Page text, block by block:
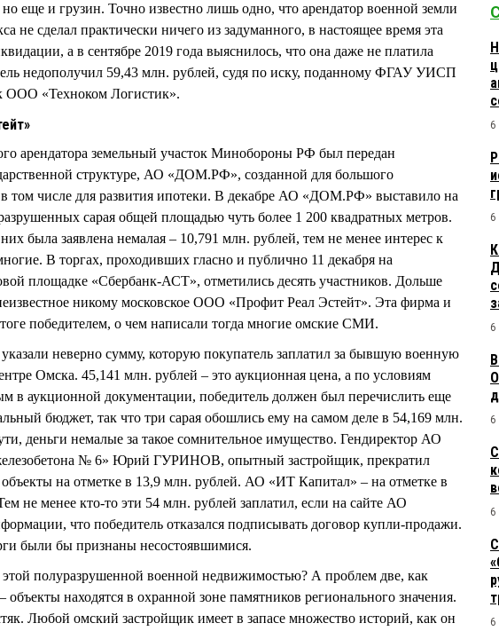
еще и грузин. Точно известно лишь одно, что арендатор военной земли
не сделал практически ничего из задуманного, в настоящее время эта
а в сентябре 2019 года выяснилось, что она даже не платила
недополучил 59,43 млн. рублей, судя по иску, поданному ФГАУ УИСП
«Техноком Логистик».
арендатора земельный участок Минобороны РФ был передан
структуре, АО «ДОМ.РФ», созданной для большого
в том числе для развития ипотеки. В декабре АО «ДОМ.РФ» выставило на
сарая общей площадью чуть более 1 200 квадратных метров.
была заявлена немалая – 10,791 млн. рублей, тем не менее интерес к
В торгах, проходивших гласно и публично 11 декабря на
площадке «Сбербанк-АСТ», отметились десять участников. Дольше
никому московское ООО «Профит Реал Эстейт». Эта фирма и
победителем, о чем написали тогда многие омские СМИ.
неверно сумму, которую покупатель заплатил за бывшую военную
Омска. 45,141 млн. рублей – это аукционная цена, а по условиям
в аукционной документации, победитель должен был перечислить еще
бюджет, так что три сарая обошлись ему на самом деле в 54,169 млн.
деньги немалые за такое сомнительное имущество. Гендиректор АО
№ 6» Юрий ГУРИНОВ, опытный застройщик, прекратил
объекты на отметке в 13,9 млн. рублей. АО «ИТ Капитал» – на отметке в
не менее кто-то эти 54 млн. рублей заплатил, если на сайте АО
что победитель отказался подписывать договор купли-продажи.
были бы признаны несостоявшимися.
полуразрушенной военной недвижимостью? А проблем две, как
находятся в охранной зоне памятников регионального значения.
Любой омский застройщик имеет в запасе множество историй, как он
6
6
6
6
6
6